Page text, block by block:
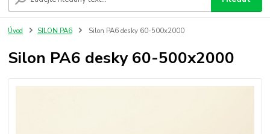
Úvod SILON PA6 Silon PA6 desky 60-500x2000
Silon PA6 desky 60-500x2000